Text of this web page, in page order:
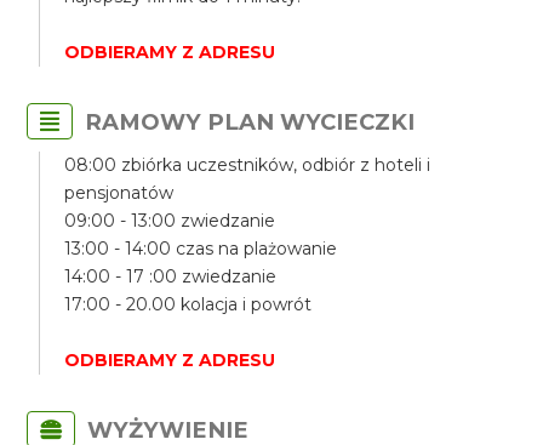
ODBIERAMY Z ADRESU
RAMOWY PLAN WYCIECZKI
08:00 zbiórka uczestników, odbiór z hoteli i
pensjonatów
09:00 - 13:00 zwiedzanie
13:00 - 14:00 czas na plażowanie
14:00 - 17 :00 zwiedzanie
17:00 - 20.00 kolacja i powrót
ODBIERAMY Z ADRESU
WYŻYWIENIE